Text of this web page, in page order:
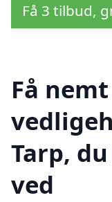
Få 3 tilbud,
Få
Tarp,
ved